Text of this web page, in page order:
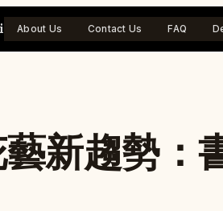
About Us Contact Us FAQ
新趨勢：